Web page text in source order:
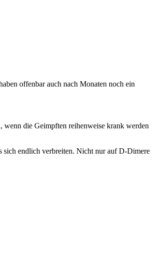
offenbar auch nach Monaten noch ein
wenn die Geimpften reihenweise krank werden
sich endlich verbreiten. Nicht nur auf D-Dimere